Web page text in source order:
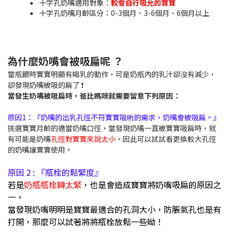
十字孔奶嘴適用對象： 較會自行吸允的寶寶
十字孔奶嘴月齡區分：0-3個月、3-6個月、6個月以上
為什麼奶嘴會被吸扁呢 ？
當瓶餵時寶寶明顯有喝乳的動作，可是奶瓶內的乳汁卻沒有減少，
卻發現奶嘴被吸的扁了 ❗
當發生奶嘴被吸扁時，爸比媽咪就需要留意下列原因：
原因1：『奶嘴的出乳孔徑不符寶寶吸吮的需求，奶嘴會被吸扁。』
挑選寶寶月齡的適當奶嘴口徑，當發現奶嘴一直被寶寶吸扁時，就
有可能是奶嘴孔徑對寶寶來說太小 ，因此可以試試看更換較大孔徑
的奶嘴讓寶寶使用。
原因 2 : 『瓶栓的鬆緊度』
若是奶瓶瓶栓轉太緊 ，也是會造成寶寶將奶嘴吸扁的原因之
一，
當發現奶嘴明明是寶寶最適合的孔洞大小，防脹氣孔也是有
打開，那麼可以試著將將瓶栓放鬆一些呦！